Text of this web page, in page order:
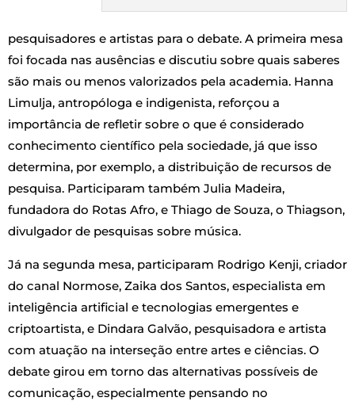
pesquisadores e artistas para o debate. A primeira mesa
foi focada nas ausências e discutiu sobre quais saberes
são mais ou menos valorizados pela academia. Hanna
Limulja, antropóloga e indigenista, reforçou a
importância de refletir sobre o que é considerado
conhecimento científico pela sociedade, já que isso
determina, por exemplo, a distribuição de recursos de
pesquisa. Participaram também Julia Madeira,
fundadora do Rotas Afro, e Thiago de Souza, o Thiagson,
divulgador de pesquisas sobre música.
Já na segunda mesa, participaram Rodrigo Kenji, criador
do canal Normose, Zaika dos Santos, especialista em
inteligência artificial e tecnologias emergentes e
criptoartista, e Dindara Galvão, pesquisadora e artista
com atuação na interseção entre artes e ciências. O
debate girou em torno das alternativas possíveis de
comunicação, especialmente pensando no